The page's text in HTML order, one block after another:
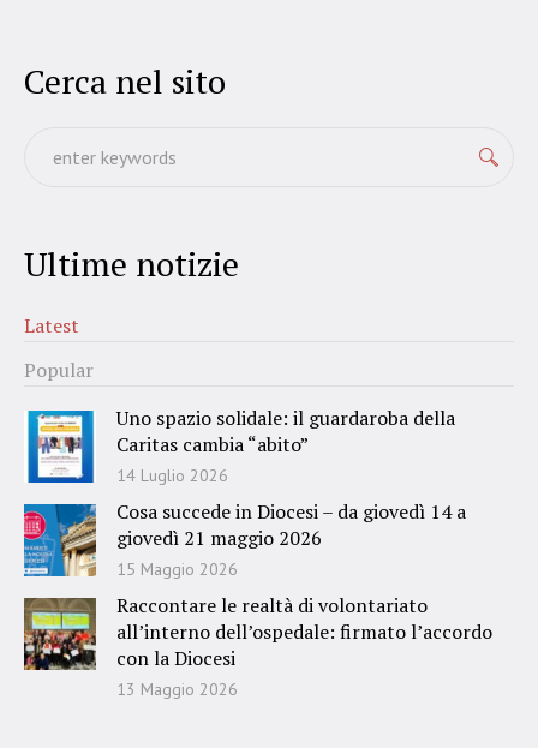
Cerca nel sito
Ultime notizie
Latest
Popular
Uno spazio solidale: il guardaroba della
Caritas cambia “abito”
14 Luglio 2026
Cosa succede in Diocesi – da giovedì 14 a
giovedì 21 maggio 2026
15 Maggio 2026
Raccontare le realtà di volontariato
all’interno dell’ospedale: firmato l’accordo
con la Diocesi
13 Maggio 2026